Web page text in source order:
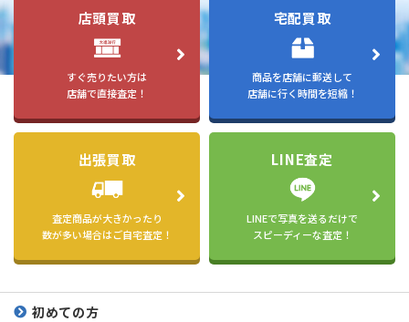
店頭買取
すぐ売りたい方は
店舗で直接査定！
宅配買取
商品を店舗に郵送して
店舗に行く時間を短縮！
出張買取
査定商品が大きかったり
数が多い場合はご自宅査定！
LINE査定
LINEで写真を送るだけで
スピーディーな査定！
初めての方